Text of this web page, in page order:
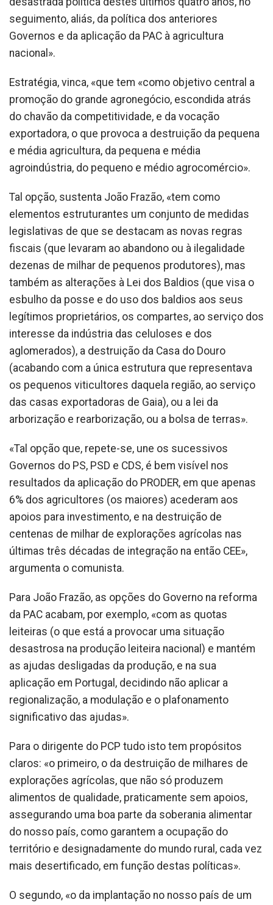
seguimento, aliás, da política dos anteriores
Governos e da aplicação da PAC à agricultura
nacional».
Estratégia, vinca, «que tem «como objetivo central a
promoção do grande agronegócio, escondida atrás
do chavão da competitividade, e da vocação
exportadora, o que provoca a destruição da pequena
e média agricultura, da pequena e média
agroindústria, do pequeno e médio agrocomércio».
Tal opção, sustenta João Frazão, «tem como
elementos estruturantes um conjunto de medidas
legislativas de que se destacam as novas regras
fiscais (que levaram ao abandono ou à ilegalidade
dezenas de milhar de pequenos produtores), mas
também as alterações à Lei dos Baldios (que visa o
esbulho da posse e do uso dos baldios aos seus
legítimos proprietários, os compartes, ao serviço dos
interesse da indústria das celuloses e dos
aglomerados), a destruição da Casa do Douro
(acabando com a única estrutura que representava
os pequenos viticultores daquela região, ao serviço
das casas exportadoras de Gaia), ou a lei da
arborização e rearborização, ou a bolsa de terras».
«Tal opção que, repete-se, une os sucessivos
Governos do PS, PSD e CDS, é bem visível nos
resultados da aplicação do PRODER, em que apenas
6% dos agricultores (os maiores) acederam aos
apoios para investimento, e na destruição de
centenas de milhar de explorações agrícolas nas
últimas três décadas de integração na então CEE»,
argumenta o comunista.
Para João Frazão, as opções do Governo na reforma
da PAC acabam, por exemplo, «com as quotas
leiteiras (o que está a provocar uma situação
desastrosa na produção leiteira nacional) e mantém
as ajudas desligadas da produção, e na sua
aplicação em Portugal, decidindo não aplicar a
regionalização, a modulação e o plafonamento
significativo das ajudas».
Para o dirigente do PCP tudo isto tem propósitos
claros: «o primeiro, o da destruição de milhares de
explorações agrícolas, que não só produzem
alimentos de qualidade, praticamente sem apoios,
assegurando uma boa parte da soberania alimentar
do nosso país, como garantem a ocupação do
território e designadamente do mundo rural, cada vez
mais desertificado, em função destas políticas».
O segundo, «o da implantação no nosso país de um